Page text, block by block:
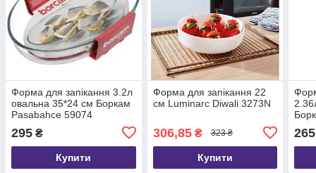
Форма для запікання 3.2л
овальна 35*24 см Боркам
Pasabahce 59074
295 ₴
Купити
Форма для запікання 22
см Luminarc Diwali 3273N
306,85₴ 323 ₴
Купити
265